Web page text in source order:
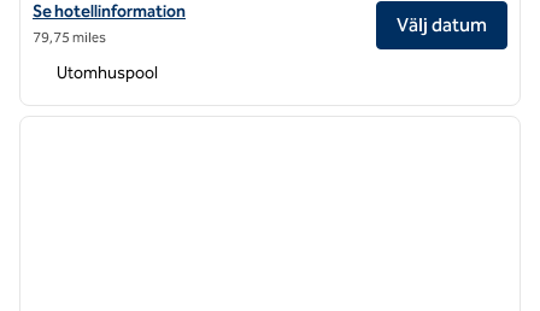
Visa hotelluppgifter för DoubleTree by Hilton Hotel Chattanooga
Se hotellinformation
79,75 miles
Välj datum
Utomhuspool
1 av 12
nästa